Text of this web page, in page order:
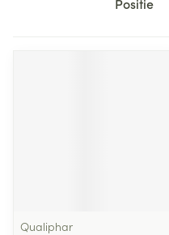
Sorteer op:
Qualiphar